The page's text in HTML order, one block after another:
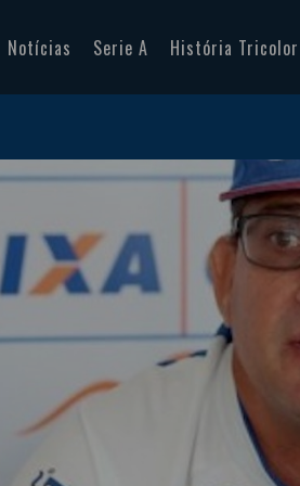
Notícias Serie A História Tricolor